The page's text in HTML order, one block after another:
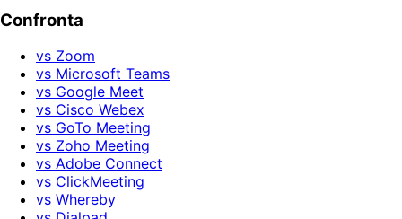
Confronta
vs Zoom
vs Microsoft Teams
vs Google Meet
vs Cisco Webex
vs GoTo Meeting
vs Zoho Meeting
vs Adobe Connect
vs ClickMeeting
vs Whereby